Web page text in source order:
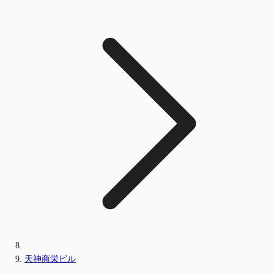
天神商栄ビル